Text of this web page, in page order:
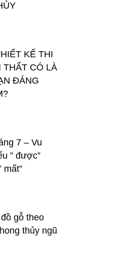
KẾ THI
THẤT CÓ LÀ
ĐÁNG
7 – Vu
” được”
mất”
gỗ theo
thủy ngũ